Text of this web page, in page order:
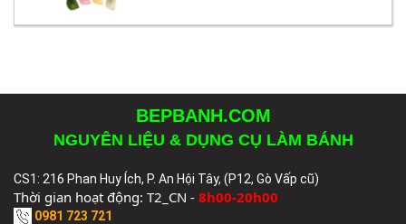
BEPBANH.COM
NGUYÊN LIỆU & DỤNG CỤ LÀM BÁNH
CS1: 216 Phan Huy Ích, P. An Hội Tây, (P12, Gò Vấp cũ)
Thời gian hoạt động: T2_CN - 8h00-20h00
0981 723 721